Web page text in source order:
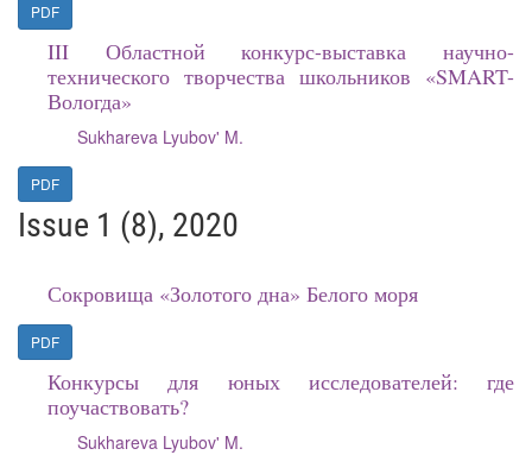
PDF
III Областной конкурс-выставка научно-
технического творчества школьников «SMART-
Вологда»
Sukhareva Lyubov' M.
PDF
Issue 1 (8), 2020
Сокровища «Золотого дна» Белого моря
PDF
Конкурсы для юных исследователей: где
поучаствовать?
Sukhareva Lyubov' M.